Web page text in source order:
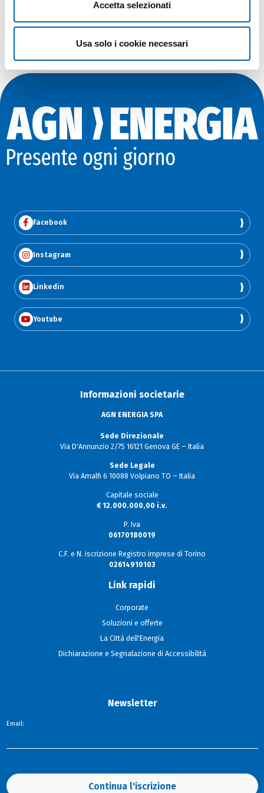
Accetta selezionati
Usa solo i cookie necessari
Scopri di piùhttp://mattinatefai.it/
Facebook
Instagram
Linkedin
Youtube
Informazioni societarie
AGN ENERGIA SPA
Sede Direzionale
Via D'Annunzio 2/75 16121 Genova GE – Italia
Sede Legale
Via Amalfi 6 10088 Volpiano TO – Italia
Capitale sociale
€ 12.000.000,00 i.v.
P. Iva
06170180019
C.F. e N. iscrizione Registro imprese di Torino
02614910103
Link rapidi
Corporate
Soluzioni e offerte
La Città dell'Energia
Dichiarazione e Segnalazione di Accessibilità
Newsletter
Email:
Continua l'iscrizione